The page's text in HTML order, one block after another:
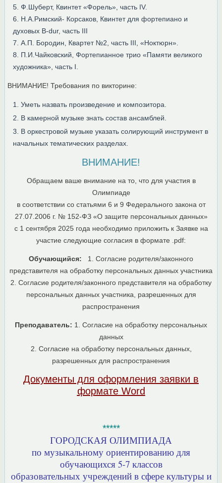
5. Ф.Шуберт, Квинтет «Форель», часть IV.
6. Н.А.Римский- Корсаков, Квинтет для фортепиано и
духовых B-dur, часть III
7. А.П. Бородин, Квартет №2, часть III, «Ноктюрн».
8. П.И.Чайковский, Фортепианное трио «Памяти великого
художника», часть I.
ВНИМАНИЕ! Требования по викторине:
Уметь назвать произведение и композитора.
В камерной музыке знать состав ансамблей.
В оркестровой музыке указать солирующий инструмент в
начальных тематических разделах.
ВНИМАНИЕ!
Обращаем ваше внимание на то, что для участия в
Олимпиаде
в соответствии со статьями 6 и 9 Федерального закона от
27.07.2006 г. № 152-ФЗ «О защите персональных данных»
с 1 сентября 2025 года необходимо приложить к Заявке на
участие следующие согласия в формате .pdf:
Обучающийся:
1. Согласие родителя/законного
представителя на обработку персональных данных участника
2. Согласие родителя/законного представителя на обработку
персональных данных участника, разрешенных для
распространения
Преподаватель: 1. Согласие на обработку персональных
данных
2. Согласие на обработку персональных данных,
разрешенных для распространения
Документы для оформления заявки в
формате Word
*****
ГОРОДСКАЯ ОЛИМПИАДА
по музыкальному ориентированию для
обучающихся 5-7 классов
образовательных учреждений в сфере культуры и